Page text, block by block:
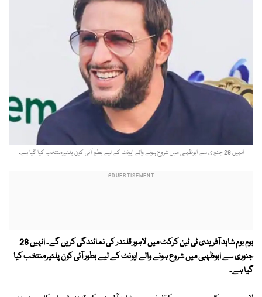
انہیں 28 جنوری سے ابوظہبی میں شروع ہونے والے ایونٹ کے لیے بطور آئی کون پلئیرمنتخب کیا گیا ہے۔
بوم بوم شاہد آفریدی ٹی ٹین کرکٹ میں لاہور قلندر کی نمائندگی کریں گے۔ انہیں 28
جنوری سے ابوظہبی میں شروع ہونے والے ایونٹ کے لیے بطور آئی کون پلئیرمنتخب کیا
گیا ہے۔